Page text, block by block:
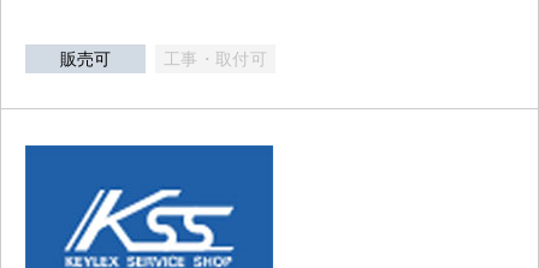
販売可 工事・取付可